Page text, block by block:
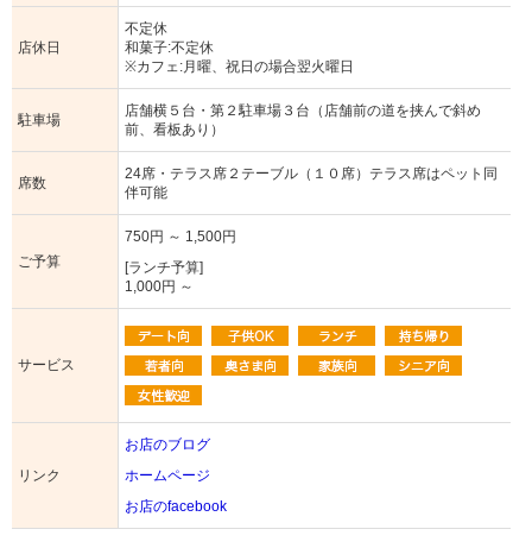
店休日
不定休
和菓子:不定休
※カフェ:月曜、祝日の場合翌火曜日
駐車場
店舗横５台・第２駐車場３台（店舗前の道を挟んで斜め
前、看板あり）
席数
24席・テラス席２テーブル（１０席）テラス席はペット同
伴可能
ご予算
750円 ～ 1,500円
[ランチ予算]
1,000円 ～
サービス
リンク
お店のブログ
ホームページ
お店のfacebook